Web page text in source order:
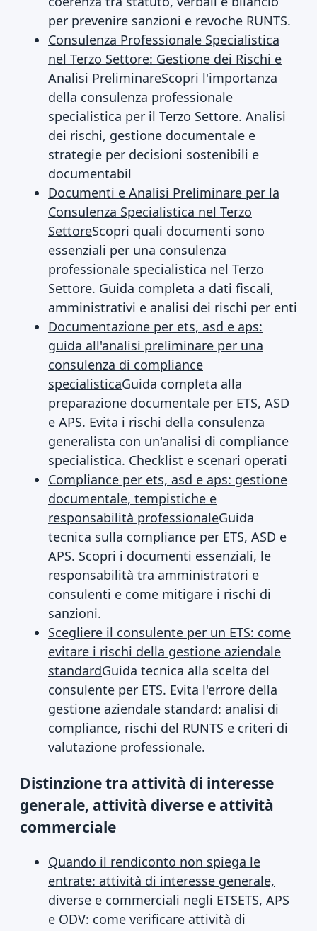
per prevenire sanzioni e revoche RUNTS.
Consulenza Professionale Specialistica
nel Terzo Settore: Gestione dei Rischi e
Analisi PreliminareScopri l'importanza
della consulenza professionale
specialistica per il Terzo Settore. Analisi
dei rischi, gestione documentale e
strategie per decisioni sostenibili e
documentabil
Documenti e Analisi Preliminare per la
Consulenza Specialistica nel Terzo
SettoreScopri quali documenti sono
essenziali per una consulenza
professionale specialistica nel Terzo
Settore. Guida completa a dati fiscali,
amministrativi e analisi dei rischi per enti
Documentazione per ets, asd e aps:
guida all'analisi preliminare per una
consulenza di compliance
specialisticaGuida completa alla
preparazione documentale per ETS, ASD
e APS. Evita i rischi della consulenza
generalista con un'analisi di compliance
specialistica. Checklist e scenari operati
Compliance per ets, asd e aps: gestione
documentale, tempistiche e
responsabilità professionaleGuida
tecnica sulla compliance per ETS, ASD e
APS. Scopri i documenti essenziali, le
responsabilità tra amministratori e
consulenti e come mitigare i rischi di
sanzioni.
Scegliere il consulente per un ETS: come
evitare i rischi della gestione aziendale
standardGuida tecnica alla scelta del
consulente per ETS. Evita l'errore della
gestione aziendale standard: analisi di
compliance, rischi del RUNTS e criteri di
valutazione professionale.
Distinzione tra attività di interesse
generale, attività diverse e attività
commerciale
Quando il rendiconto non spiega le
entrate: attività di interesse generale,
diverse e commerciali negli ETSETS, APS
e ODV: come verificare attività di